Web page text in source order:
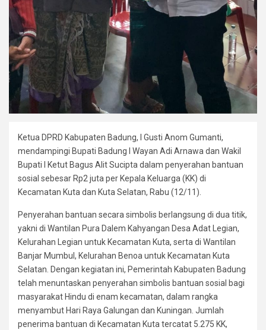
Ketua DPRD Kabupaten Badung, I Gusti Anom Gumanti,
mendampingi Bupati Badung I Wayan Adi Arnawa dan Wakil
Bupati I Ketut Bagus Alit Sucipta dalam penyerahan bantuan
sosial sebesar Rp2 juta per Kepala Keluarga (KK) di
Kecamatan Kuta dan Kuta Selatan, Rabu (12/11).
Penyerahan bantuan secara simbolis berlangsung di dua titik,
yakni di Wantilan Pura Dalem Kahyangan Desa Adat Legian,
Kelurahan Legian untuk Kecamatan Kuta, serta di Wantilan
Banjar Mumbul, Kelurahan Benoa untuk Kecamatan Kuta
Selatan. Dengan kegiatan ini, Pemerintah Kabupaten Badung
telah menuntaskan penyerahan simbolis bantuan sosial bagi
masyarakat Hindu di enam kecamatan, dalam rangka
menyambut Hari Raya Galungan dan Kuningan. Jumlah
penerima bantuan di Kecamatan Kuta tercatat 5.275 KK,